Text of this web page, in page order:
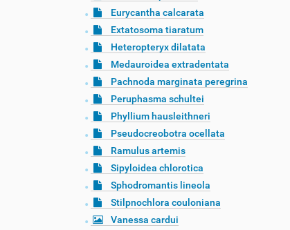
Eurycantha calcarata
Extatosoma tiaratum
Heteropteryx dilatata
Medauroidea extradentata
Pachnoda marginata peregrina
Peruphasma schultei
Phyllium hausleithneri
Pseudocreobotra ocellata
Ramulus artemis
Sipyloidea chlorotica
Sphodromantis lineola
Stilpnochlora couloniana
Vanessa cardui